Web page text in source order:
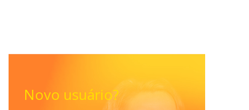
Novo usuário?